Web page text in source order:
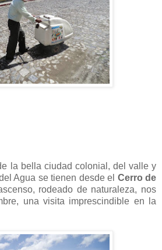
la bella ciudad colonial, del valle y
Agua se tienen desde el Cerro de
rodeado de naturaleza, nos
una visita imprescindible en la